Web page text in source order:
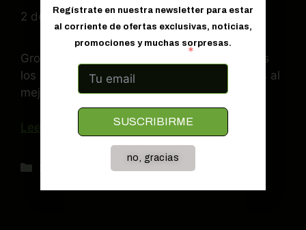
2 de abril de 2021 porEduardo Ferri
Grow shop en VICALVARO, Madrid con todos
los productos que necesitas para tus plantas al
mejor precio.
Leer más
Sin categoría